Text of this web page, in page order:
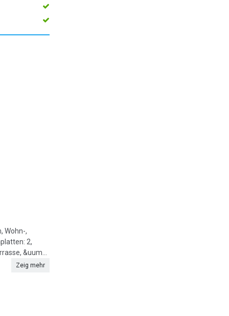
Wohn-,
2,
&uum...
Zeig mehr